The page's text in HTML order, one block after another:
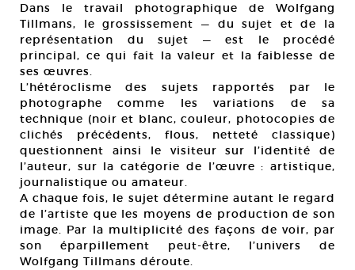
Dans le travail photographique de Wolfgang
Tillmans, le grossissement — du sujet et de la
représentation du sujet — est le procédé
principal, ce qui fait la valeur et la faiblesse de
ses œuvres.
L’hétéroclisme des sujets rapportés par le
photographe comme les variations de sa
technique (noir et blanc, couleur, photocopies de
clichés précédents, flous, netteté classique)
questionnent ainsi le visiteur sur l’identité de
l’auteur, sur la catégorie de l’œuvre : artistique,
journalistique ou amateur.
A chaque fois, le sujet détermine autant le regard
de l’artiste que les moyens de production de son
image. Par la multiplicité des façons de voir, par
son éparpillement peut-être, l’univers de
Wolfgang Tillmans déroute.